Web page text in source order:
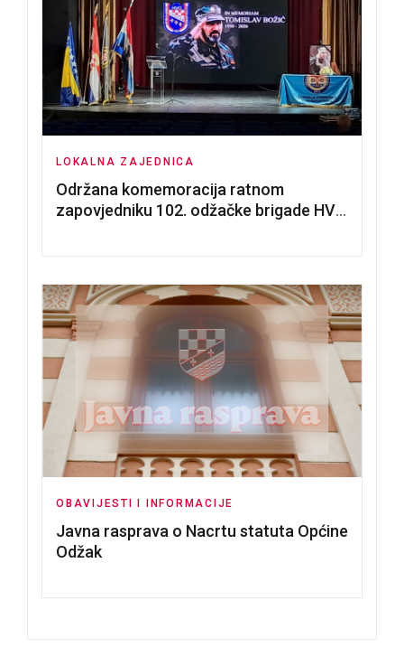
LOKALNA ZAJEDNICA
Održana komemoracija ratnom
zapovjedniku 102. odžačke brigade HVO
OBAVIJESTI I INFORMACIJE
Javna rasprava o Nacrtu statuta Općine
Odžak